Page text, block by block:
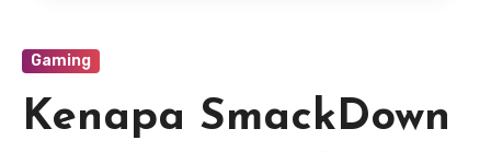
Gaming
Kenapa SmackDown